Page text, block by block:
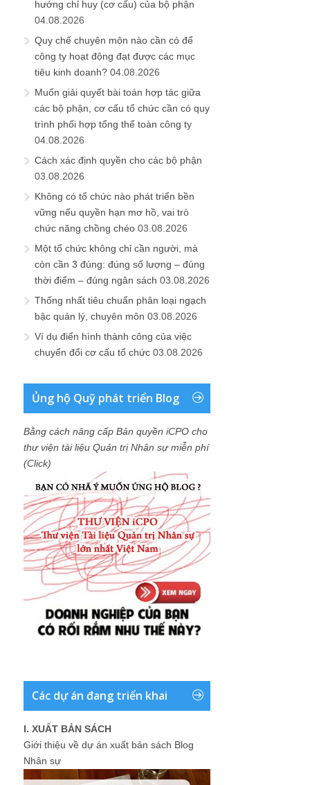
hướng chỉ huy (cơ cấu) của bộ phận
04.08.2026
Quy chế chuyên môn nào cần có để
công ty hoạt động đạt được các mục
tiêu kinh doanh? 04.08.2026
Muốn giải quyết bài toán hợp tác giữa
các bộ phận, cơ cấu tổ chức cần có quy
trình phối hợp tổng thể toàn công ty
04.08.2026
Cách xác định quyền cho các bộ phận
03.08.2026
Không có tổ chức nào phát triển bền
vững nếu quyền hạn mơ hồ, vai trò
chức năng chồng chéo 03.08.2026
Một tổ chức không chỉ cần người, mà
còn cần 3 đúng: đúng số lượng – đúng
thời điểm – đúng ngân sách 03.08.2026
Thống nhất tiêu chuẩn phân loại ngạch
bậc quản lý, chuyên môn 03.08.2026
Ví dụ điển hình thành công của việc
chuyển đổi cơ cấu tổ chức 03.08.2026
Ủng hộ Quỹ phát triển Blog
Bằng cách nâng cấp Bản quyền iCPO cho
thư viện tài liệu Quản trị Nhân sự miễn phí
(Click)
Các dự án đang triển khai
I. XUẤT BẢN SÁCH
Giới thiệu về dự án xuất bản sách Blog
Nhân sự